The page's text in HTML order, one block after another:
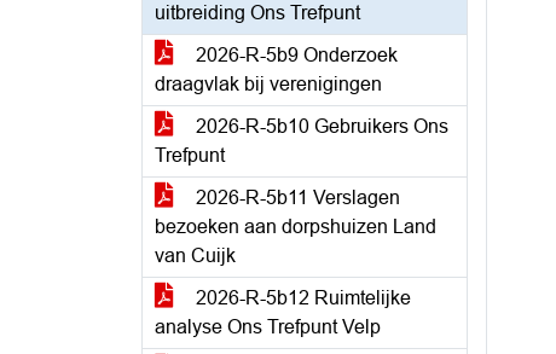
uitbreiding Ons Trefpunt
2026-R-5b9 Onderzoek
draagvlak bij verenigingen
2026-R-5b10 Gebruikers Ons
Trefpunt
2026-R-5b11 Verslagen
bezoeken aan dorpshuizen Land
van Cuijk
2026-R-5b12 Ruimtelijke
analyse Ons Trefpunt Velp